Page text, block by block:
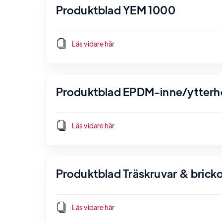
Produktblad YEM 1000
Läs vidare här
Produktblad EPDM-inne/
Läs vidare här
Produktblad Träskruvar &
Läs vidare här